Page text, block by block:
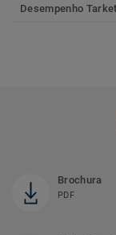
Desempenho
Brochura
PDF